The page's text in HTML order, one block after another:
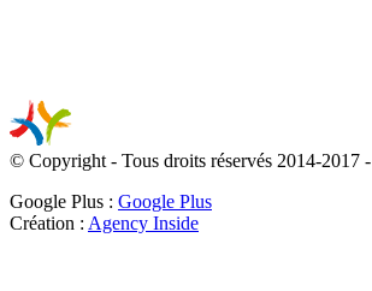
© Copyright - Tous droits réservés 2014-2017 -
Google Plus : Google Plus
Création : Agency Inside